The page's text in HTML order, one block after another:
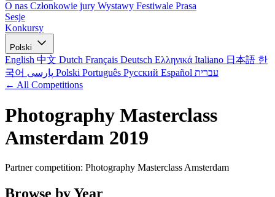
O nas Członkowie jury Wystawy Festiwale Prasa
Sesje
Konkursy
Polski
English 中文 Dutch Français Deutsch Ελληνικά Italiano 日本語 한
국어
Polski Português Русский Español עברית
← All Competitions
Photography Masterclass
Amsterdam 2019
Partner competition: Photography Masterclass Amsterdam
Browse by Year